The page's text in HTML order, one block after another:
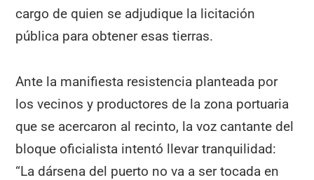
cargo de quien se adjudique la licitación
pública para obtener esas tierras.
Ante la manifiesta resistencia planteada por
los vecinos y productores de la zona portuaria
que se acercaron al recinto, la voz cantante del
bloque oficialista intentó llevar tranquilidad:
“La dársena del puerto no va a ser tocada en